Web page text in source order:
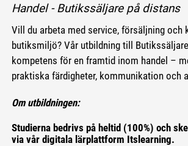
Handel - Butikssäljare på distans
Vill du arbeta med service, försäljning och
butiksmiljö? Vår utbildning till
kompetens för en framtid inom handel –
praktiska färdigheter, kommunikation och
Om utbildningen:
Studierna bedrivs på heltid (100%) och
via vår digitala lärplattform Itslearning.